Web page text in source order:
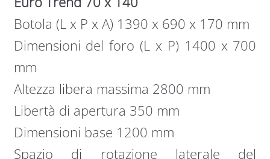
Botola (L x P x A) 1390 x 690 x 170 mm
Dimensioni del foro (L x P) 1400 x 700
mm
Altezza libera massima 2800 mm
Libertà di apertura 350 mm
Dimensioni base 1200 mm
Spazio di rotazione laterale del